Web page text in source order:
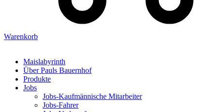
Warenkorb
Maislabyrinth
Über Pauls Bauernhof
Produkte
Jobs
Jobs-Kaufmännische Mitarbeiter
Jobs-Fahrer